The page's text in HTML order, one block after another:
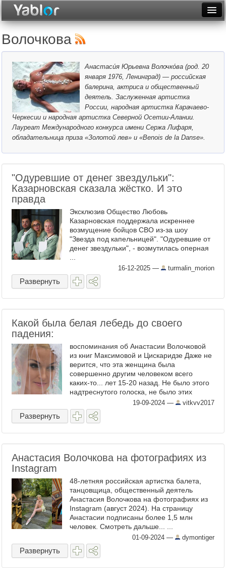
Неделя
Месяц
Рейтинги
Архив
Фототоп
Видеотоп
Волочкова
Анастаси́я Юрьевна Волочко́ва (род. 20
января 1976, Ленинград) — российская
балерина, актриса и общественный
деятель. Заслуженная артистка
России, народная артистка Карачаево-
Черкесии и народная артистка Северной Осетии-Алании.
Лауреат Международного конкурса имени Сержа Лифаря,
обладательница приза «Золотой лев» и «Benois de la Danse».
"Одуревшие от денег звездульки":
Казарновская сказала жёстко. И это
правда
Эксклюзив Общество Любовь
Казарновская поддержала искреннее
возмущение бойцов СВО из-за шоу
"Звезда под капельницей". "Одуревшие от
денег звездульки", - возмутилась оперная
...
16-12-2025 — turmalin_morion
Развернуть
Какой была белая лебедь до своего
падения:
воспоминания об Анастасии Волочковой
из книг Максимовой и Цискаридзе Даже не
верится, что эта женщина была
совершенно другим человеком всего
каких-то... лет 15-20 назад. Не было этого
надтреснутого голоска, не было этих
смоляных бровей, этой фигуры тайского
боксера. А было нечто совсем ...
19-09-2024 — vitkvv2017
Развернуть
Анастасия Волочкова на фотографиях из
Instagram
48-летняя российская артистка балета,
танцовщица, общественный деятель
Анастасия Волочкова на фотографиях из
Instagram (август 2024). На страницу
Анастасии подписаны более 1,5 млн
человек. Смотреть дальше... ...
01-09-2024 — dymontiger
Развернуть